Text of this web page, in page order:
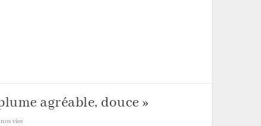
agréable, douce »
vies